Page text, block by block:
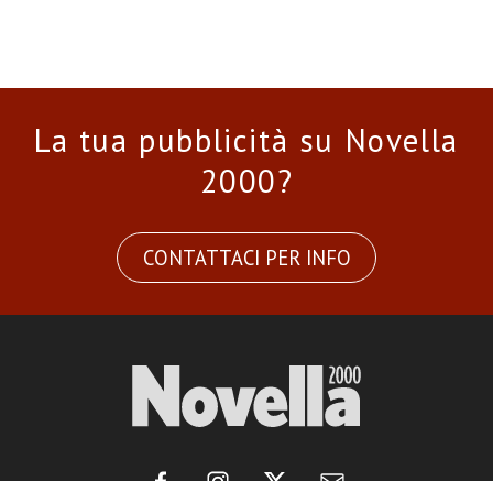
La tua pubblicità su Novella
2000?
CONTATTACI PER INFO